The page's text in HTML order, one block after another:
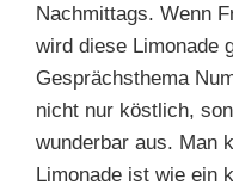
Nachmittags. Wenn
wird diese Limonade
Gesprächsthema
nicht nur köstlich,
wunderbar aus. Man
Limonade ist wie ein